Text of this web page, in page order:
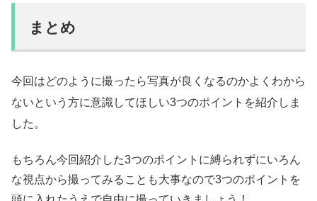
まとめ
今回はどのように撮ったら写真が良くなるのかよくわから
ないという方に意識してほしい3つのポイントを紹介しま
した。
もちろん今回紹介した3つのポイントに縛られずにいろん
な視点から撮ってみることも大事なので3つのポイントを